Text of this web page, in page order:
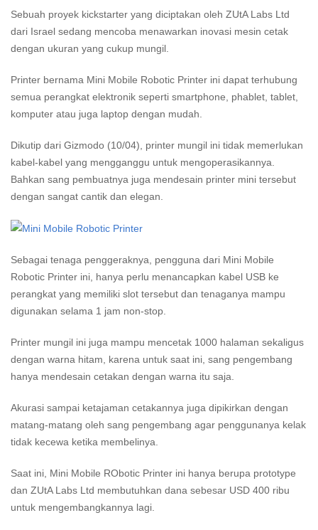
Sebuah proyek kickstarter yang diciptakan oleh ZUtA Labs Ltd
dari Israel sedang mencoba menawarkan inovasi mesin cetak
dengan ukuran yang cukup mungil.
Printer bernama Mini Mobile Robotic Printer ini dapat terhubung
semua perangkat elektronik seperti smartphone, phablet, tablet,
komputer atau juga laptop dengan mudah.
Dikutip dari Gizmodo (10/04), printer mungil ini tidak memerlukan
kabel-kabel yang mengganggu untuk mengoperasikannya.
Bahkan sang pembuatnya juga mendesain printer mini tersebut
dengan sangat cantik dan elegan.
Sebagai tenaga penggeraknya, pengguna dari Mini Mobile
Robotic Printer ini, hanya perlu menancapkan kabel USB ke
perangkat yang memiliki slot tersebut dan tenaganya mampu
digunakan selama 1 jam non-stop.
Printer mungil ini juga mampu mencetak 1000 halaman sekaligus
dengan warna hitam, karena untuk saat ini, sang pengembang
hanya mendesain cetakan dengan warna itu saja.
Akurasi sampai ketajaman cetakannya juga dipikirkan dengan
matang-matang oleh sang pengembang agar penggunanya kelak
tidak kecewa ketika membelinya.
Saat ini, Mini Mobile RObotic Printer ini hanya berupa prototype
dan ZUtA Labs Ltd membutuhkan dana sebesar USD 400 ribu
untuk mengembangkannya lagi.